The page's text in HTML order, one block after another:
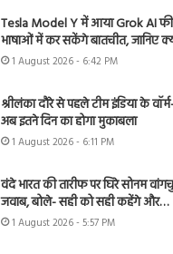
Tesla Model Y में आया Grok AI
भाषाओं में कर सकेंगे बातचीत, जानिए
1 August 2026 - 6:42 PM
श्रीलंका दौरे से पहले टीम इंडिया के
अब इतने दिन का होगा मुकाबला
1 August 2026 - 6:11 PM
वंदे भारत की तारीफ पर घिरे सोनम
जवाब, बोले- सही को सही कहेंगे और…
1 August 2026 - 5:57 PM